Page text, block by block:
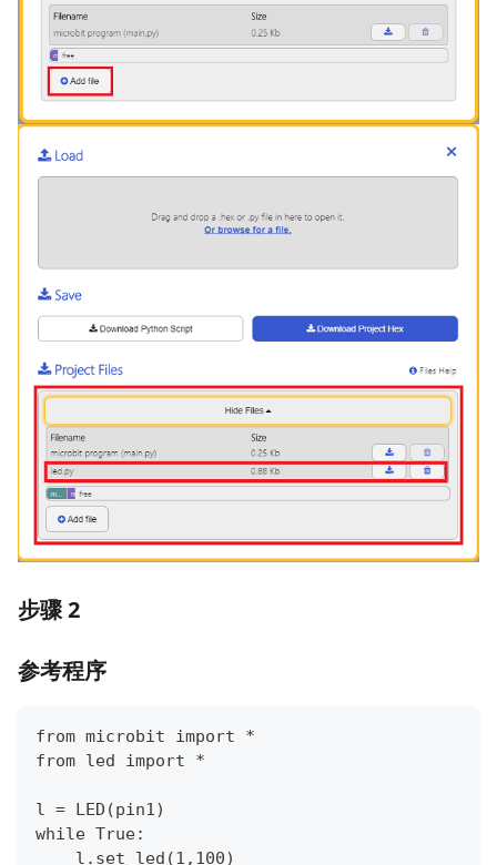
步骤 2
参考程序
from microbit import *
from led import *
l = LED(pin1)
while True:
    l.set_led(1,100)